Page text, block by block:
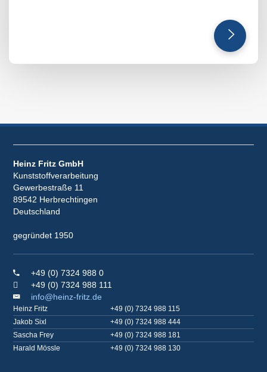
Heinz Fritz GmbH
Kunststoffverarbeitung
Gewerbestraße 11
89542 Herbrechtingen
Deutschland
gegründet 1950
+49 (0) 7324 988 0
+49 (0) 7324 988 111
info@heinz-fritz.de
Heinz Fritz
+49 (0) 7324 988 115
Jakob Sixl
+49 (0) 7324 988 444
Sascha Frey
+49 (0) 7324 988 181
Harald Mössle
+49 (0) 7324 988 130